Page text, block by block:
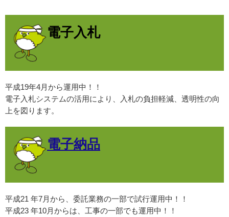
電子入札
平成19年4月から運用中！！
電子入札システムの活用により、入札の負担軽減、透明性の向
上を図ります。
電子納品
平成21 年7月から、委託業務の一部で試行運用中！！
平成23 年10月からは、工事の一部でも運用中！！